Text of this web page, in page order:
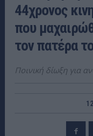
44χρονος
που
τον πατέρα
Ποινική δίωξη για